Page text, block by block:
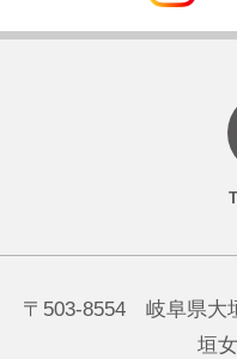
〒503-8554 岐阜県大
垣